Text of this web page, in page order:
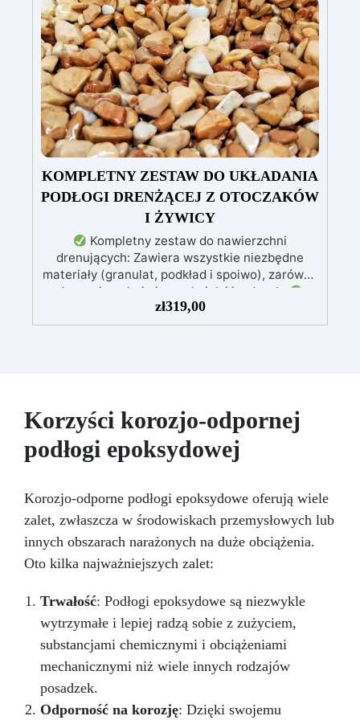
ścierne o ziarnistości P1500 lub mniejszej i
pozostawia wspaniałe wykończenie
pozbawione niedoskonałości nawet na
ciemniejszych żelkotach, które mogą sprawiać
więcej trudności.
KOMPLETNY ZESTAW DO UKŁADANIA
PODŁOGI DRENŻĄCEJ Z OTOCZAKÓW
I ŻYWICY
Kompletny zestaw do nawierzchni
drenujących: Zawiera wszystkie niezbędne
materiały (granulat, podkład i spoiwo), zarówno
do powierzchni pieszych, jak i jezdnych.
Łatwy w aplikacji: Szczegółowe instrukcje
zapewniają doskonałe rezultaty, nawet bez
naprawczych, w zaledwie 24 godziny.
Wszechstronny i personalizowany: Nadaje się
do betonu, cementu, starych nawierzchni i
ziemi utwardzonej (po wcześniejszej
czasu: Nowoczesne żywice gwarantują
odporność na ścieranie i stabilność koloru
przez wiele lat.
zł319,00
Korzyści korozjo-odpornej
podłogi epoksydowej
Korozjo-odporne podłogi epoksydowe oferują wiele
zalet, zwłaszcza w środowiskach przemysłowych lub
innych obszarach narażonych na duże obciążenia.
Oto kilka najważniejszych zalet:
Trwałość: Podłogi epoksydowe są niezwykle
wytrzymałe i lepiej radzą sobie z zużyciem,
substancjami chemicznymi i obciążeniami
mechanicznymi niż wiele innych rodzajów
posadzek.
Odporność na korozję: Dzięki swojemu